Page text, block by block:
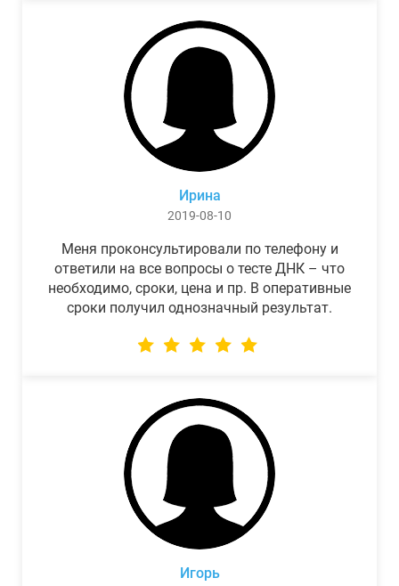
Ирина
2019-08-10
Меня проконсультировали по телефону и
ответили на все вопросы о тесте ДНК – что
необходимо, сроки, цена и пр. В оперативные
сроки получил однозначный результат.
Игорь